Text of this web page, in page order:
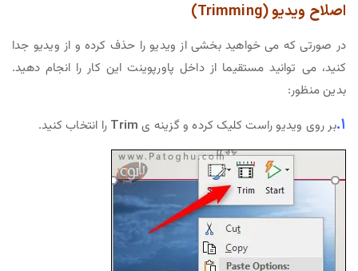
اصلاح ویدیو (Trimming)
در صورتی که می خواهید بخشی از ویدیو را حذف کرده و از ویدیو جدا
کنید، می توانید مستقیما از داخل پاورپوینت این کار را انجام دهید.
بدین منظور:
۱. بر روی ویدیو راست کلیک کرده و گزینه ی Trim را انتخاب کنید.